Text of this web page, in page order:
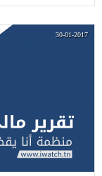
30-01-2017